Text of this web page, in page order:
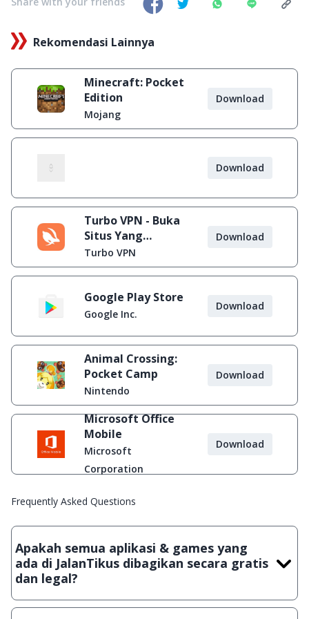
Rekomendasi Lainnya
Minecraft: Pocket
Edition
Mojang
Download
Download
Turbo VPN - Buka
Situs Yang
Diblokir
Turbo VPN
Download
Google Play Store
Google Inc.
Download
Animal Crossing:
Pocket Camp
Nintendo
Download
Microsoft Office
Mobile
Microsoft
Corporation
Download
Frequently Asked Questions
Apakah semua aplikasi & games yang
ada di JalanTikus dibagikan secara gratis
dan legal?
Ya, JalanTikus hanya membagikan aplikasi & games yang